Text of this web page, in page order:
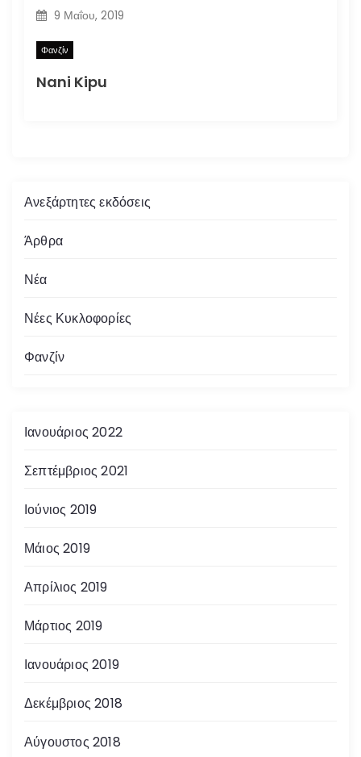
9 Μαΐου, 2019
Φανζίν
Nani Kipu
Ανεξάρτητες εκδόσεις
Άρθρα
Νέα
Νέες Κυκλοφορίες
Φανζίν
Ιανουάριος 2022
Σεπτέμβριος 2021
Ιούνιος 2019
Μάιος 2019
Απρίλιος 2019
Μάρτιος 2019
Ιανουάριος 2019
Δεκέμβριος 2018
Αύγουστος 2018